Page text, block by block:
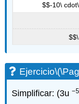
$$-10\
Ejercicio
Simplificar: (3u−5